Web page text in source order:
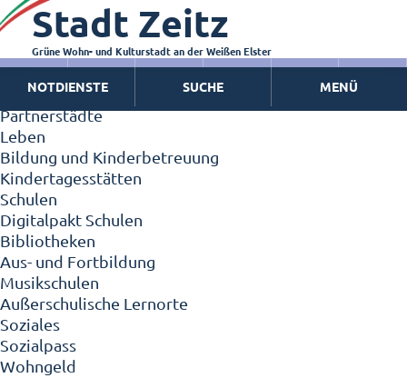
Zeitz - Die Kleinstadt
Willkommen in Zeitz!
Interview mit Oberbürgermeister Christian Thieme
Zeitz - Stadt der Zukunft
Ortschaften
Partnerstädte
Leben
Bildung und Kinderbetreuung
Kindertagesstätten
Schulen
Digitalpakt Schulen
Bibliotheken
Aus- und Fortbildung
Musikschulen
Außerschulische Lernorte
Soziales
Sozialpass
Wohngeld
Stadt Zeitz
Grüne Wohn- und Kulturstadt an der Weißen Elster
NOTDIENSTE SUCHE MENÜ